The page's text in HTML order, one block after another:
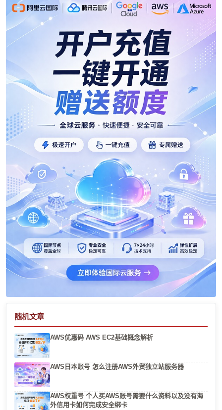
随机文章
AWS优惠码 AWS EC2基础概念解析
AWS日本账号 怎么注册AWS外贸独立站服务器
AWS权重号 个人买AWS账号需要什么资料以及没有海
外信用卡如何完成安全绑卡